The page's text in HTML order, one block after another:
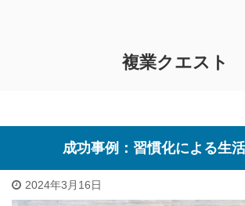
複業クエスト
成功事例：習慣化による生
2024年3月16日